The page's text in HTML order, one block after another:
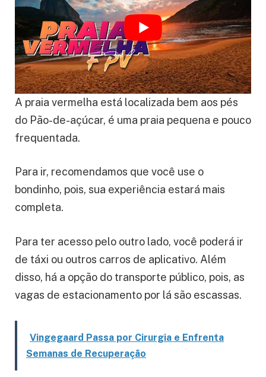
A praia vermelha está localizada bem aos pés
do Pão-de-açúcar, é uma praia pequena e pouco
frequentada.
Para ir, recomendamos que você use o
bondinho, pois, sua experiência estará mais
completa.
Para ter acesso pelo outro lado, você poderá ir
de táxi ou outros carros de aplicativo. Além
disso, há a opção do transporte público, pois, as
vagas de estacionamento por lá são escassas.
Vingegaard Passa por Cirurgia e Enfrenta
Semanas de Recuperação